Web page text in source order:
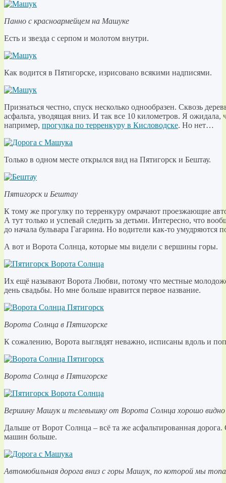
Панно с красноармейцем на Машуке
Есть и звезда с серпом и молотом внутри.
Как водится в Пятигорске, изрисовано всякими надписями.
Признаться честно, спуск несколько однообразен. Сквозь
асфальта, уводящая вниз. И так все 10 километров. Я ожидала,
например, прогулка по терренкуру в Кисловодске. Но нет…
Только в одном месте открылся вид на Пятигорск и Бештау.
Пятигорск и Бештау
К тому же прогулку по терренкуру омрачают проезжающие
А тут только и успевай следить за детьми. Интересно, что
до начала бульвара Гагарина. Но водители как-то
А вот и Ворота Солнца, которые мы видели с вершины горы.
Их ещё называют Ворота Любви, потому что местные
день свадьбы. Но мне больше нравится первое название.
Ворота Солнца в Пятигорске
К сожалению, Ворота выглядят неважно, исписаны вдоль и
Ворота Солнца в Пятигорске
Вершину Машук и телевышку от Ворота Солнца хорошо видно
Дальше от Ворот Солнца – всё та же асфальтированная
машин больше.
Автомобильная дорога вниз с горы Машук, по которой мы